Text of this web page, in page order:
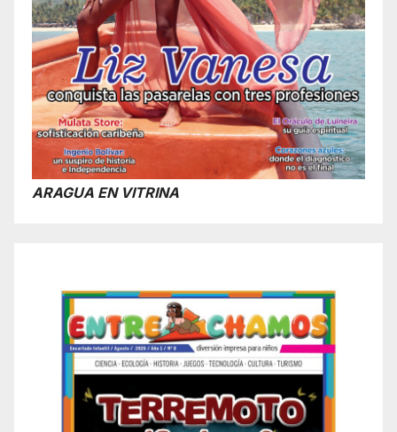
ARAGUA EN VITRINA